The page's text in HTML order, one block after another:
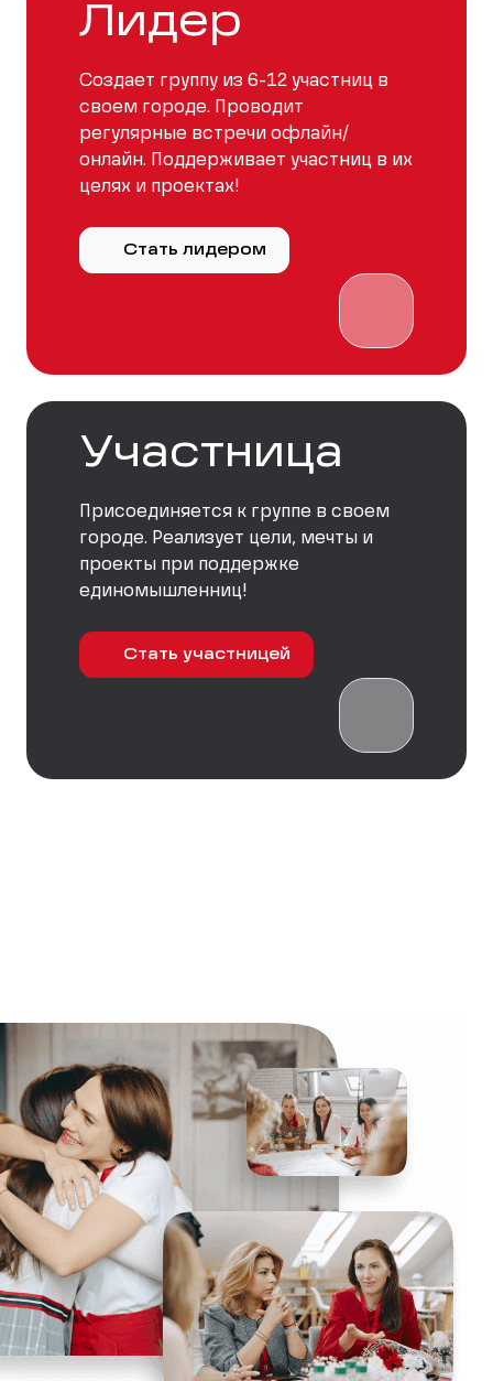
Лидер
Создает группу из 6-12 участниц в
своем городе. Проводит
регулярные встречи офлайн/
онлайн. Поддерживает участниц в их
целях и проектах!
Стать лидером
Участница
Присоединяется к группе в своем
городе. Реализует цели, мечты и
проекты при поддержке
единомышленниц!
Стать участницей